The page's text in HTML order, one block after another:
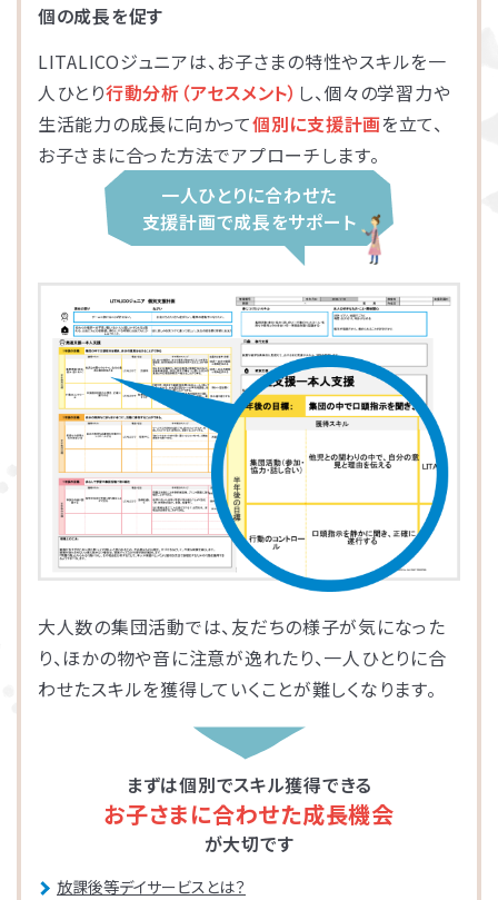
個の成長を促す
LITALICOジュニアは、お子さまの特性やスキルを一
人ひとり行動分析（アセスメント） し、個々の学習力や
生活能力の成長に向かって個別に支援計画を立て、
お子さまに合った方法でアプローチします。
一人ひとりに合わせた
支援計画で成長をサポート
大人数の集団活動では、友だちの様子が気になった
り、ほかの物や音に注意が逸れたり、一人ひとりに合
わせたスキルを獲得していくことが難しくなります。
まずは個別でスキル獲得できる
お子さまに合わせた成長機会
が大切です
放課後等デイサービスとは？